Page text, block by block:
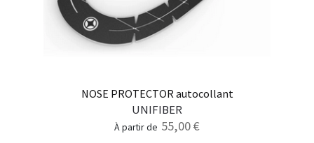
NOSE PROTECTOR autocollant
UNIFIBER
à partir de 55,00€